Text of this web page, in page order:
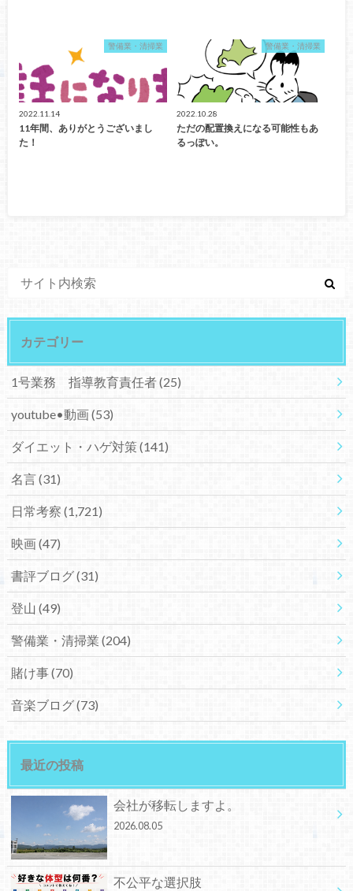
警備業・清掃業
2022.11.14
11年間、ありがとうございまし
た！
警備業・清掃業
2022.10.28
ただの配置換えになる可能性もあ
るっぽい。
カテゴリー
1号業務 指導教育責任者(25)
youtube•動画(53)
ダイエット・ハゲ対策(141)
名言(31)
日常考察 (1,721)
映画(47)
書評ブログ(31)
登山 (49)
警備業・清掃業 (204)
賭け事(70)
音楽ブログ(73)
最近の投稿
会社が移転しますよ。
2026.08.05
不公平な選択肢